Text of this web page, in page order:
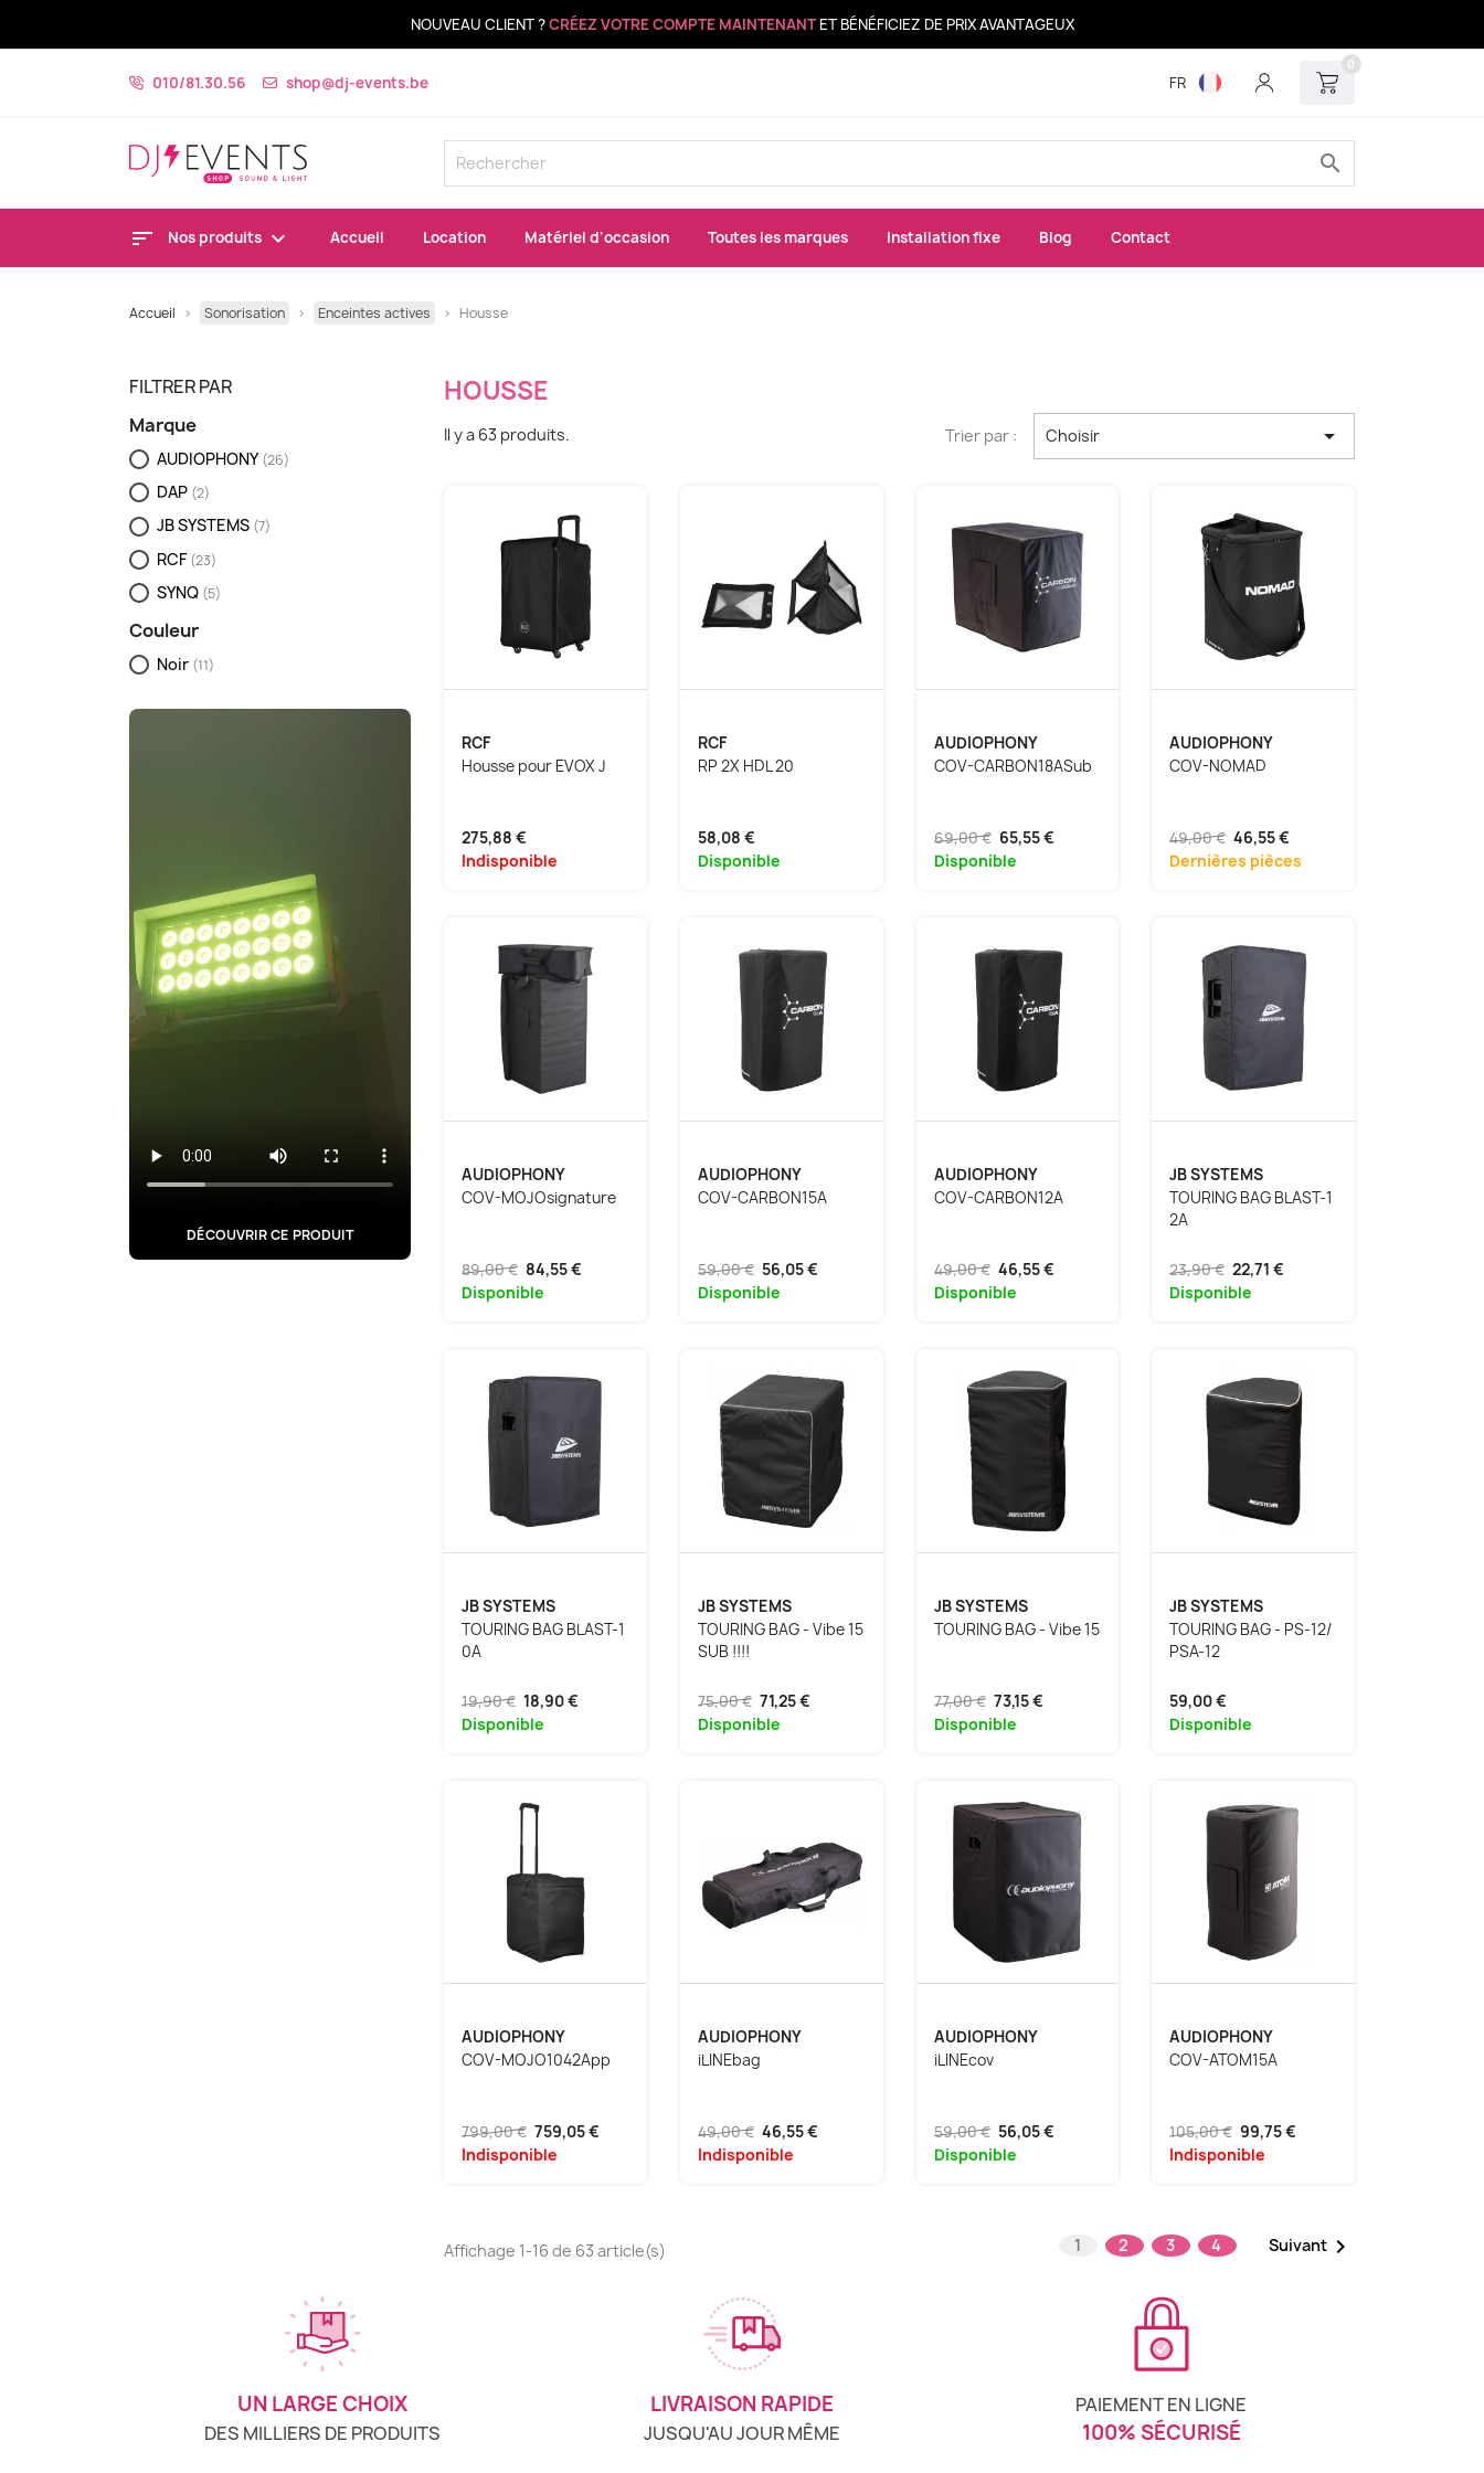
NOUVEAU CLIENT ?CRÉEZ VOTRE COMPTE MAINTENANTET BÉNÉFICIEZ DE PRIX AVANTAGEUX
010/81.30.56 shop@dj-events.be FR
0
search
Nos produits Accueil Location Matériel d'occasion Toutes les marques Installation fixe Blog Contact
Accueil Sonorisation Enceintes actives Housse
FILTRER PAR
Marque
AUDIOPHONY (26)
DAP (2)
JB SYSTEMS (7)
RCF (23)
SYNQ (5)
Couleur
Noir (11)
DÉCOUVRIR CE PRODUIT
HOUSSE
Il y a 63 produits. Trier par : Choisir 
RCF
Housse pour EVOX J
275,88 €
Indisponible
RCF
RP 2X HDL 20
58,08 €
Disponible
AUDIOPHONY
COV-CARBON18ASub
69,00 € 65,55 €
Disponible
AUDIOPHONY
COV-NOMAD
49,00 € 46,55 €
Dernières pièces
AUDIOPHONY
COV-MOJOsignature
89,00 € 84,55 €
Disponible
AUDIOPHONY
COV-CARBON15A
59,00 € 56,05 €
Disponible
AUDIOPHONY
COV-CARBON12A
49,00 € 46,55 €
Disponible
JB SYSTEMS
TOURING BAG BLAST-1
2A
23,90 € 22,71 €
Disponible
JB SYSTEMS
TOURING BAG BLAST-1
0A
19,90 € 18,90 €
Disponible
JB SYSTEMS
TOURING BAG - Vibe 15
SUB !!!!
75,00 € 71,25 €
Disponible
JB SYSTEMS
TOURING BAG - Vibe 15
77,00 € 73,15 €
Disponible
JB SYSTEMS
TOURING BAG - PS-12/
PSA-12
59,00 €
Disponible
AUDIOPHONY
COV-MOJO1042App
799,00 € 759,05 €
Indisponible
AUDIOPHONY
iLINEbag
49,00 € 46,55 €
Indisponible
AUDIOPHONY
iLINEcov
59,00 € 56,05 €
Disponible
AUDIOPHONY
COV-ATOM15A
105,00 € 99,75 €
Indisponible
Affichage 1-16 de 63 article(s) 1 2 3 4 Suivant 
UN LARGE CHOIX
DES MILLIERS DE PRODUITS
LIVRAISON RAPIDE
JUSQU'AU JOUR MÊME
PAIEMENT EN LIGNE
100% SÉCURISÉ